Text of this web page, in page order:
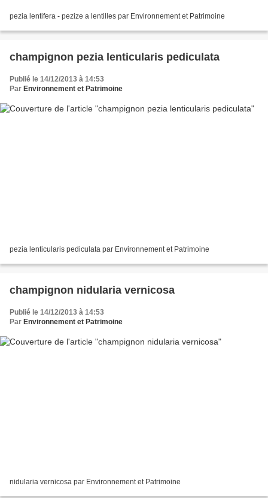
pezia lentifera - pezize a lentilles par Environnement et Patrimoine
champignon pezia lenticularis pediculata
Publié le 14/12/2013 à 14:53
Par Environnement et Patrimoine
pezia lenticularis pediculata par Environnement et Patrimoine
champignon nidularia vernicosa
Publié le 14/12/2013 à 14:53
Par Environnement et Patrimoine
nidularia vernicosa par Environnement et Patrimoine